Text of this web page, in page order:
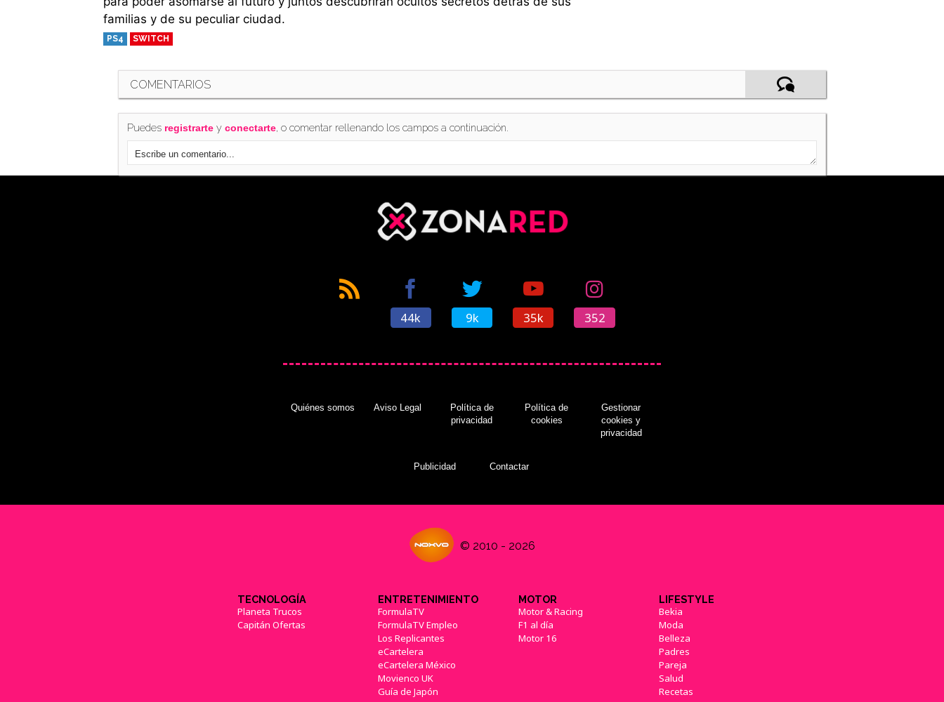
familias y de su peculiar ciudad.
PS4 SWITCH
COMENTARIOS
Puedes registrartey conectarte, o comentar rellenando los campos a continuación.
44k 9k 35k 352
Quiénes somos Aviso Legal
Política de
privacidad
Política de
cookies
Gestionar
cookies y
privacidad
Publicidad Contactar
© 2010 - 2026
TECNOLOGÍA
Planeta Trucos
Capitán Ofertas
ENTRETENIMIENTO
FormulaTV
FormulaTV Empleo
Los Replicantes
eCartelera
eCartelera México
Movienco UK
Guía de Japón
MOTOR
Motor & Racing
F1 al día
Motor 16
LIFESTYLE
Bekia
Moda
Belleza
Padres
Pareja
Salud
Recetas